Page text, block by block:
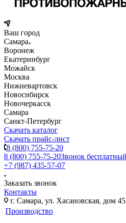
Ваш город
Самара
Воронеж
Екатеринбург
Можайск
Москва
Нижневартовск
Новосибирск
Новочеркасск
Самара
Санкт-Петербург
Скачать каталог
Скачать прайс-лист
8 (800) 755-75-20
8 (800) 755-75-20Звонок
+7 (987) 435-57-07
Заказать звонок
Контакты
г. Самара, ул. Хасановская, дом
Производство